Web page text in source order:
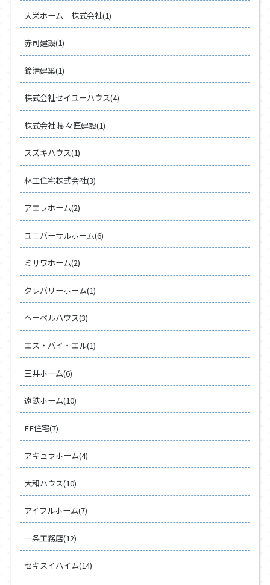
大栄ホーム 株式会社(1)
赤司建設(1)
鈴清建築(1)
株式会社セイユーハウス(4)
株式会社 樹々匠建設(1)
スズキハウス(1)
林工住宅株式会社(3)
アエラホーム(2)
ユニバーサルホーム(6)
ミサワホーム(2)
クレバリーホーム(1)
ヘーベルハウス(3)
エス・バイ・エル(1)
三井ホーム(6)
遠鉄ホーム(10)
FF住宅(7)
アキュラホーム(4)
大和ハウス(10)
アイフルホーム(7)
一条工務店(12)
セキスイハイム(14)